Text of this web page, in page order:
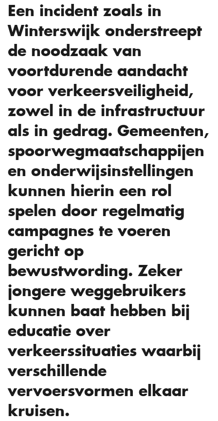
Een incident zoals in
Winterswijk onderstreept
de noodzaak van
voortdurende aandacht
voor verkeersveiligheid,
zowel in de infrastructuur
als in gedrag. Gemeenten,
spoorwegmaatschappijen
en onderwijsinstellingen
kunnen hierin een rol
spelen door regelmatig
campagnes te voeren
gericht op
bewustwording. Zeker
jongere weggebruikers
kunnen baat hebben bij
educatie over
verkeerssituaties waarbij
verschillende
vervoersvormen elkaar
kruisen.